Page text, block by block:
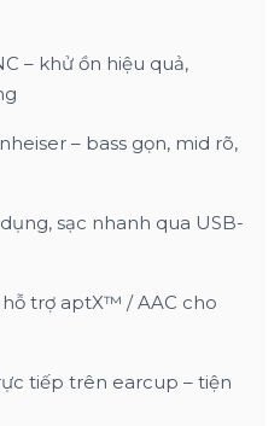
– khử ồn hiệu quả,
– bass gọn, mid rõ,
sạc nhanh qua USB-
hỗ trợ aptX™ / AAC cho
tiếp trên earcup – tiện